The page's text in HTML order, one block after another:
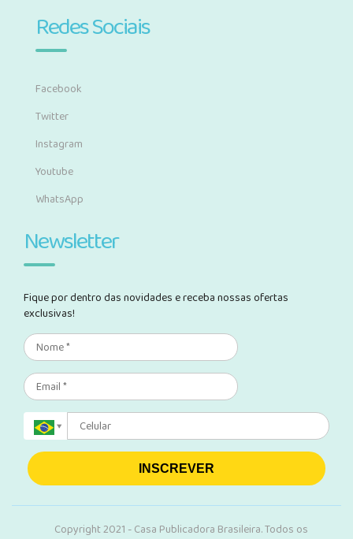
Redes Sociais
Facebook
Twitter
Instagram
Youtube
WhatsApp
Newsletter
Fique por dentro das novidades e receba nossas ofertas
exclusivas!
INSCREVER
Copyright 2021 - Casa Publicadora Brasileira. Todos os